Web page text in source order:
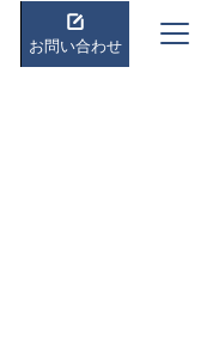
お問い合わせ